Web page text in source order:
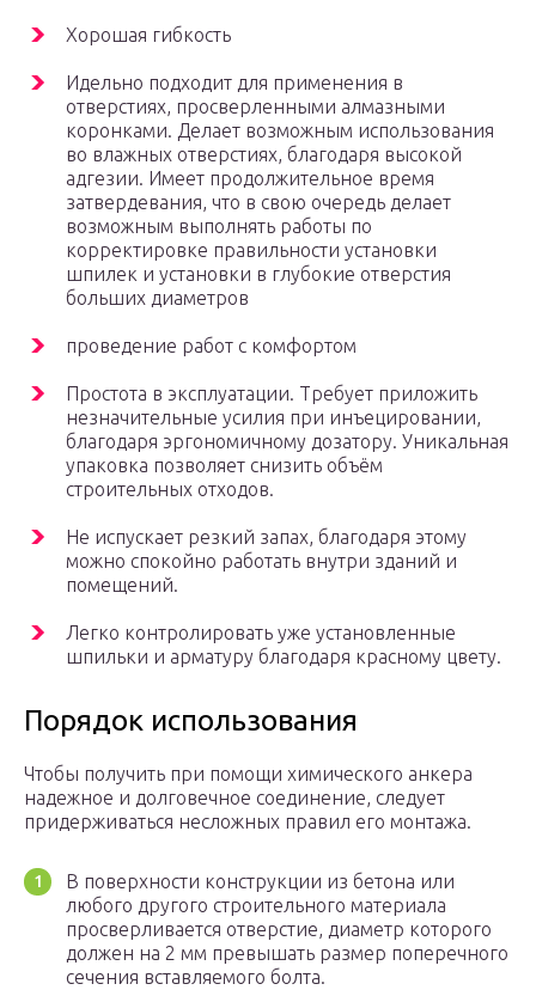
Хорошая гибкость
Идельно подходит для применения в
отверстиях, просверленными алмазными
коронками. Делает возможным использования
во влажных отверстиях, благодаря высокой
адгезии. Имеет продолжительное время
затвердевания, что в свою очередь делает
возможным выполнять работы по
корректировке правильности установки
шпилек и установки в глубокие отверстия
больших диаметров
проведение работ с комфортом
Простота в эксплуатации. Требует приложить
незначительные усилия при инъецировании,
благодаря эргономичному дозатору. Уникальная
упаковка позволяет снизить объём
строительных отходов.
Не испускает резкий запах, благодаря этому
можно спокойно работать внутри зданий и
помещений.
Легко контролировать уже установленные
шпильки и арматуру благодаря красному цвету.
Порядок использования
Чтобы получить при помощи химического анкера
надежное и долговечное соединение, следует
придерживаться несложных правил его монтажа.
В поверхности конструкции из бетона или
любого другого строительного материала
просверливается отверстие, диаметр которого
должен на 2 мм превышать размер поперечного
сечения вставляемого болта.